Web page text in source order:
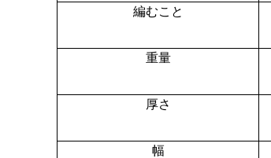
編むこと
重量
厚さ
幅